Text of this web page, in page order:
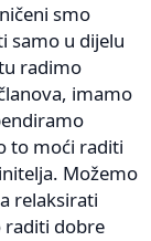
smo
samo u dijelu
radimo
imamo
to moći raditi
Možemo
relaksirati
raditi dobre